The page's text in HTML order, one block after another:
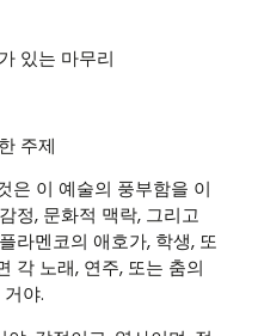
있는 마무리
주제
은 이 예술의 풍부함을 이
정, 문화적 맥락, 그리고
라멘코의 애호가, 학생, 또
각 노래, 연주, 또는 춤의
야.